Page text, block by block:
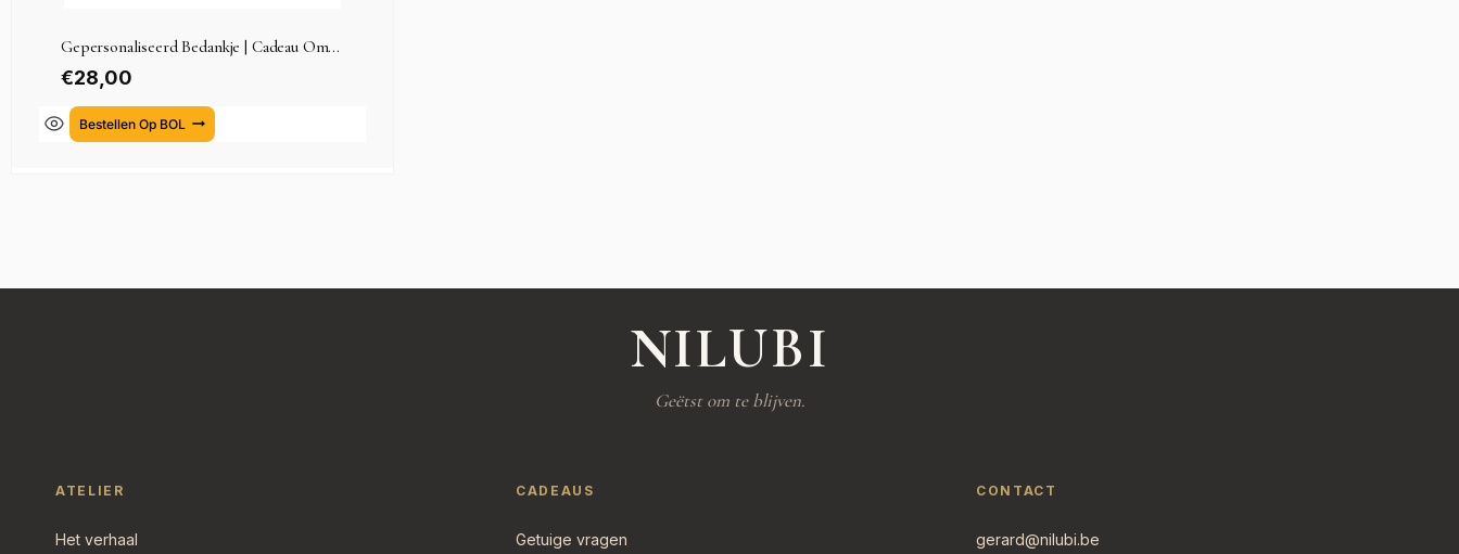
Gepersonaliseerd Bedankje | Cadeau Om...
€28,00
Bestellen Op BOL
NILUBI
Geëtst om te blijven.
ATELIER
Het verhaal
CADEAUS
Getuige vragen
CONTACT
gerard@nilubi.be